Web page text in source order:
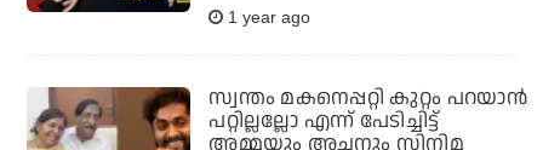
1 year ago
സ്വന്തം മകനെപ്പറ്റി കുറ്റം പറയാന്‍
പറ്റില്ലല്ലോ എന്ന് പേടിച്ചിട്ട്
അമ്മയും അച്ഛനും സിനിമ